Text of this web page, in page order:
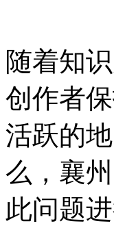
随着知
创作者
活跃的
么，襄
此问题进